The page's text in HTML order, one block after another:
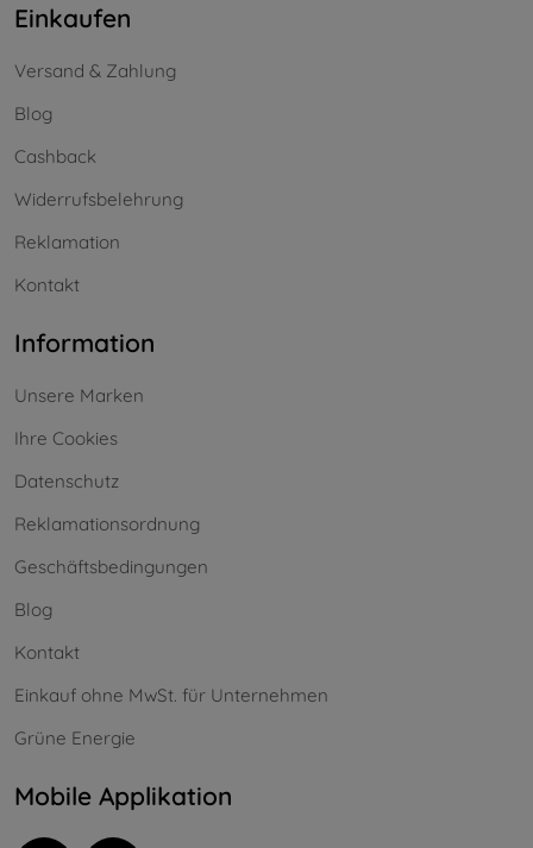
Einkaufen
Versand & Zahlung
Blog
Cashback
Widerrufsbelehrung
Reklamation
Kontakt
Information
Unsere Marken
Ihre Cookies
Datenschutz
Reklamationsordnung
Geschäftsbedingungen
Blog
Kontakt
Einkauf ohne MwSt. für Unternehmen
Grüne Energie
Mobile Applikation